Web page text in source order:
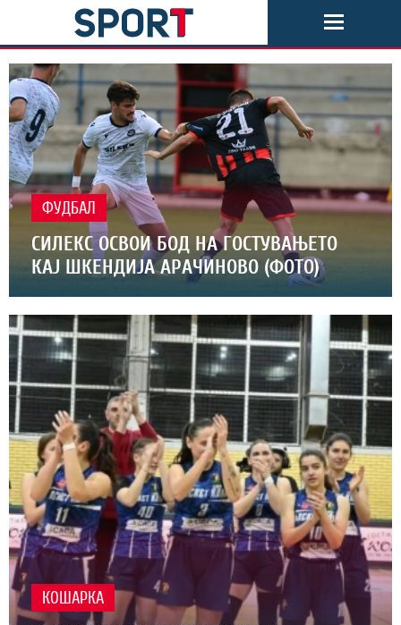
ФУДБАЛ
СИЛЕКС ОСВОИ БОД НА ГОСТУВАЊЕТО
КАЈ ШКЕНДИЈА АРАЧИНОВО (ФОТО)
КОШАРКА